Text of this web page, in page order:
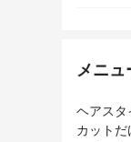
メニュ
ヘアスタ
カット